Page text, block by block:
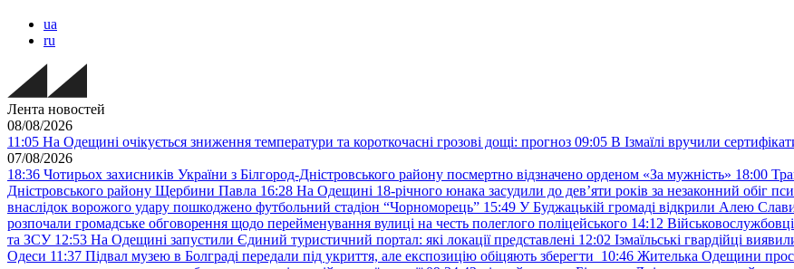
ua
ru
Лента новостей
08/08/2026
11:05 На Одещині очікується зниження температури та короткочасні грозові дощі: прогноз 09:05 В Ізмаїлі вручили
07/08/2026
18:36 Чотирьох захисників України з Білгород-Дністровського району посмертно відзначено орденом «За мужність» 18:00
Дністровського району Щербини Павла 16:28 На Одещині 18-річного юнака засудили до дев’яти років за незаконний обіг
внаслідок ворожого удару пошкоджено футбольний стадіон “Чорноморець” 15:49 У Буджацькій громаді відкрили Алею
розпочали громадське обговорення щодо перейменування вулиці на честь полеглого поліцейського 14:12
та ЗСУ 12:53 На Одещині запустили Єдиний туристичний портал: які локації представлені 12:02 Ізмаїльські гвардійці
Одеси 11:37 Підвал музею в Болграді передали під укриття, але експозицію обіцяють зберегти 10:46 Жителька Одещини